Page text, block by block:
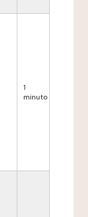
1
minuto